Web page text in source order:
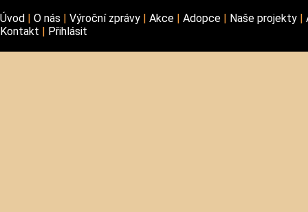
Úvod O nás Výroční zprávy Akce Adopce Naše projekty
Kontakt
Přihlásit